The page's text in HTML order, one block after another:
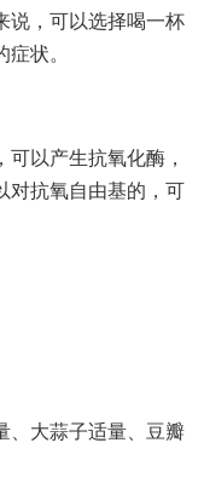
说，可以选择喝一杯
状。
以产生抗氧化酶，
对抗氧自由基的，可
、大蒜子适量、豆瓣